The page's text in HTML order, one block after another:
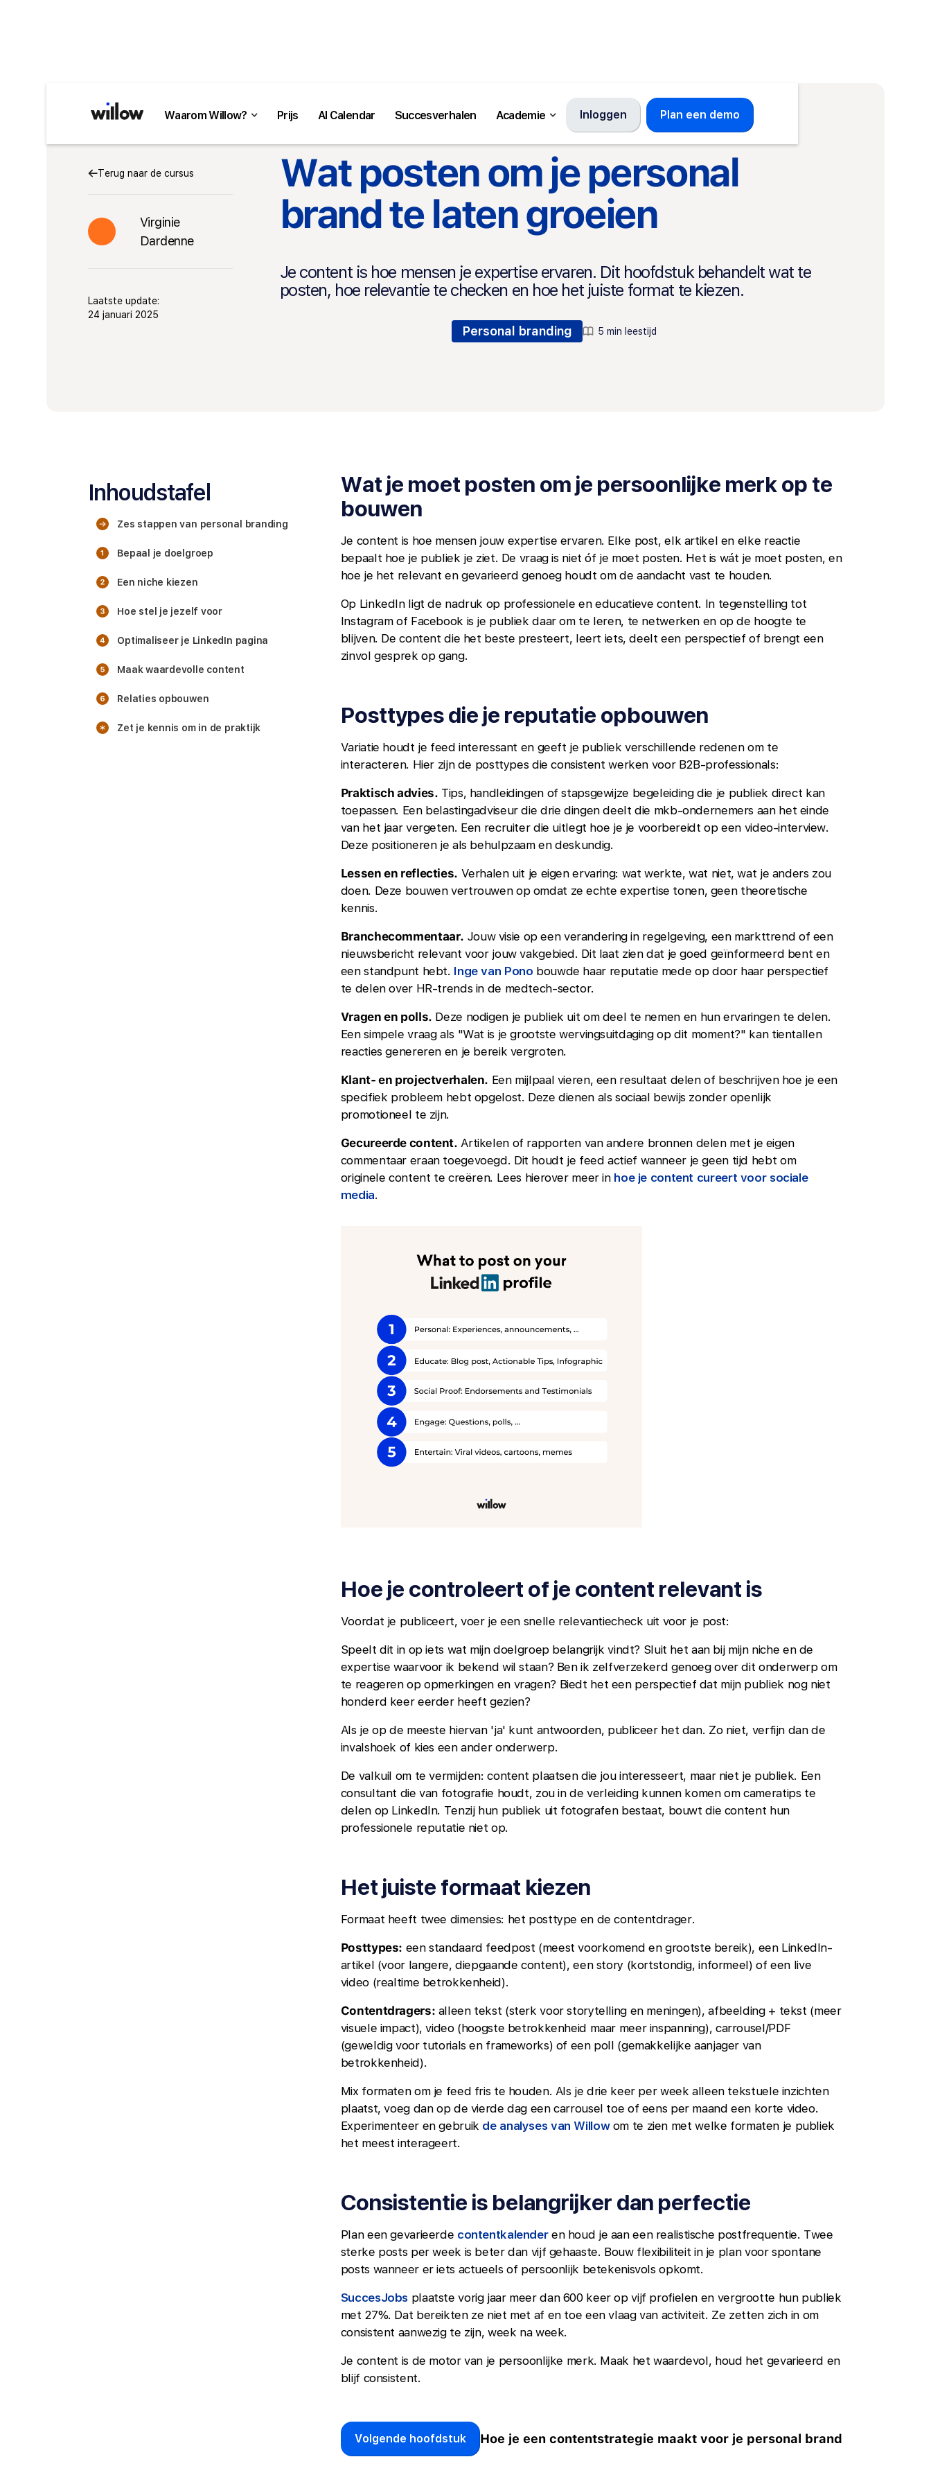
Waarom Willow? Prijs AI Calendar Succesverhalen Academie Inloggen Plan een demo
Terug naar de cursus
Virginie
Dardenne
Laatste update:
24 januari 2025
Wat posten om je personal
brand te laten groeien
Je content is hoe mensen je expertise ervaren. Dit hoofdstuk behandelt wat te
posten, hoe relevantie te checken en hoe het juiste format te kiezen.
Personal branding 5 min leestijd
Inhoudstafel
Zes stappen van personal branding
Bepaal je doelgroep
Een niche kiezen
Hoe stel je jezelf voor
Optimaliseer je LinkedIn pagina
Maak waardevolle content
Relaties opbouwen
Zet je kennis om in de praktijk
Wat je moet posten om je persoonlijke merk op te
bouwen
Je content is hoe mensen jouw expertise ervaren. Elke post, elk artikel en elke reactie
bepaalt hoe je publiek je ziet. De vraag is niet óf je moet posten. Het is wát je moet posten, en
hoe je het relevant en gevarieerd genoeg houdt om de aandacht vast te houden.
Op LinkedIn ligt de nadruk op professionele en educatieve content. In tegenstelling tot
Instagram of Facebook is je publiek daar om te leren, te netwerken en op de hoogte te
blijven. De content die het beste presteert, leert iets, deelt een perspectief of brengt een
zinvol gesprek op gang.
Posttypes die je reputatie opbouwen
Variatie houdt je feed interessant en geeft je publiek verschillende redenen om te
interacteren. Hier zijn de posttypes die consistent werken voor B2B-professionals:
Praktisch advies. Tips, handleidingen of stapsgewijze begeleiding die je publiek direct kan
toepassen. Een belastingadviseur die drie dingen deelt die mkb-ondernemers aan het einde
van het jaar vergeten. Een recruiter die uitlegt hoe je je voorbereidt op een video-interview.
Deze positioneren je als behulpzaam en deskundig.
Lessen en reflecties. Verhalen uit je eigen ervaring: wat werkte, wat niet, wat je anders zou
doen. Deze bouwen vertrouwen op omdat ze echte expertise tonen, geen theoretische
kennis.
Branchecommentaar. Jouw visie op een verandering in regelgeving, een markttrend of een
nieuwsbericht relevant voor jouw vakgebied. Dit laat zien dat je goed geïnformeerd bent en
een standpunt hebt. Inge van Pono bouwde haar reputatie mede op door haar perspectief
te delen over HR-trends in de medtech-sector.
Vragen en polls. Deze nodigen je publiek uit om deel te nemen en hun ervaringen te delen.
Een simpele vraag als "Wat is je grootste wervingsuitdaging op dit moment?" kan tientallen
reacties genereren en je bereik vergroten.
Klant- en projectverhalen. Een mijlpaal vieren, een resultaat delen of beschrijven hoe je een
specifiek probleem hebt opgelost. Deze dienen als sociaal bewijs zonder openlijk
promotioneel te zijn.
Gecureerde content. Artikelen of rapporten van andere bronnen delen met je eigen
commentaar eraan toegevoegd. Dit houdt je feed actief wanneer je geen tijd hebt om
originele content te creëren. Lees hierover meer in hoe je content cureert voor sociale
media.
Hoe je controleert of je content relevant is
Voordat je publiceert, voer je een snelle relevantiecheck uit voor je post:
Speelt dit in op iets wat mijn doelgroep belangrijk vindt? Sluit het aan bij mijn niche en de
expertise waarvoor ik bekend wil staan? Ben ik zelfverzekerd genoeg over dit onderwerp om
te reageren op opmerkingen en vragen? Biedt het een perspectief dat mijn publiek nog niet
honderd keer eerder heeft gezien?
Als je op de meeste hiervan 'ja' kunt antwoorden, publiceer het dan. Zo niet, verfijn dan de
invalshoek of kies een ander onderwerp.
De valkuil om te vermijden: content plaatsen die jou interesseert, maar niet je publiek. Een
consultant die van fotografie houdt, zou in de verleiding kunnen komen om cameratips te
delen op LinkedIn. Tenzij hun publiek uit fotografen bestaat, bouwt die content hun
professionele reputatie niet op.
Het juiste formaat kiezen
Formaat heeft twee dimensies: het posttype en de contentdrager.
Posttypes: een standaard feedpost (meest voorkomend en grootste bereik), een LinkedIn-
artikel (voor langere, diepgaande content), een story (kortstondig, informeel) of een live
video (realtime betrokkenheid).
Contentdragers: alleen tekst (sterk voor storytelling en meningen), afbeelding + tekst (meer
visuele impact), video (hoogste betrokkenheid maar meer inspanning), carrousel/PDF
(geweldig voor tutorials en frameworks) of een poll (gemakkelijke aanjager van
betrokkenheid).
Mix formaten om je feed fris te houden. Als je drie keer per week alleen tekstuele inzichten
plaatst, voeg dan op de vierde dag een carrousel toe of eens per maand een korte video.
Experimenteer en gebruik de analyses van Willowom te zien met welke formaten je publiek
het meest interageert.
Consistentie is belangrijker dan perfectie
Plan een gevarieerde contentkalenderen houd je aan een realistische postfrequentie. Twee
sterke posts per week is beter dan vijf gehaaste. Bouw flexibiliteit in je plan voor spontane
posts wanneer er iets actueels of persoonlijk betekenisvols opkomt.
SuccesJobs plaatste vorig jaar meer dan 600 keer op vijf profielen en vergrootte hun publiek
met 27%. Dat bereikten ze niet met af en toe een vlaag van activiteit. Ze zetten zich in om
consistent aanwezig te zijn, week na week.
Je content is de motor van je persoonlijke merk. Maak het waardevol, houd het gevarieerd en
blijf consistent.
Volgende hoofdstuk Hoe je een contentstrategie maakt voor je personal brand